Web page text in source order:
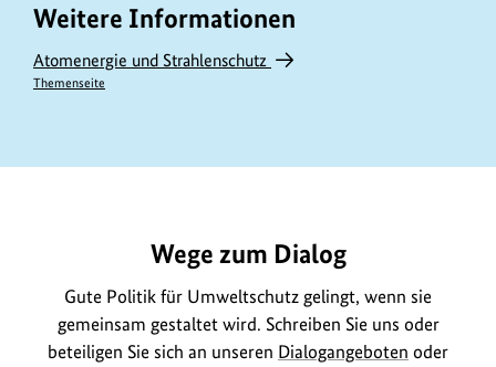
Weitere Informationen
Atomenergie und Strahlenschutz
Themenseite
Wege zum Dialog
Gute Politik für Umweltschutz gelingt, wenn sie
gemeinsam gestaltet wird. Schreiben Sie uns oder
beteiligen Sie sich an unseren Dialogangeboten oder